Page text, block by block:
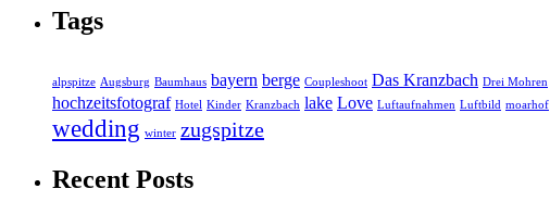
Tags
alpspitze Augsburg Baumhaus bayern berge Coupleshoot Das Kranzbach Drei Mohren
hochzeitsfotograf Hotel Kinder Kranzbach lake Love Luftaufnahmen Luftbild moarhof
wedding winter zugspitze
Recent Posts